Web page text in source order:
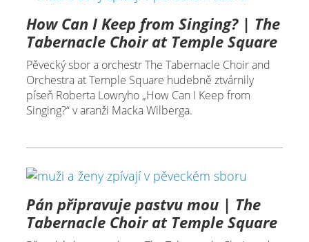
How Can I Keep from Singing? | The
Tabernacle Choir at Temple Square
Pěvecký sbor a orchestr The Tabernacle Choir and
Orchestra at Temple Square hudebně ztvárnily
píseň Roberta Lowryho „How Can I Keep from
Singing?“ v aranži Macka Wilberga.
Pán připravuje pastvu mou | The
Tabernacle Choir at Temple Square